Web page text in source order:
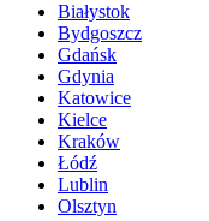
Białystok
Bydgoszcz
Gdańsk
Gdynia
Katowice
Kielce
Kraków
Łódź
Lublin
Olsztyn